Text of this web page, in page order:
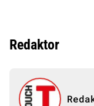
Redaktor